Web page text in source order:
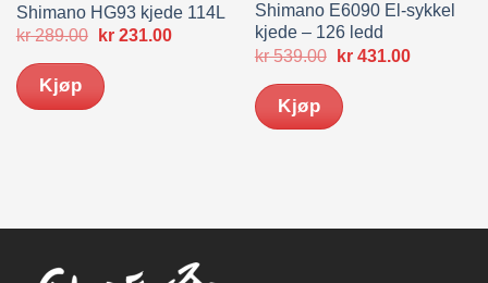
Shimano HG93 kjede 114L
kr289.00
Opprinnelig
var:
kr 289.00.
kr231.00Nåværende
Kjøp
Shimano E6090 El-sykkel
kjede – 126 ledd
kr539.00
Opprinnelig
var:
kr 539.00.
kr431.00
Kjøp